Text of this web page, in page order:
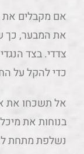
אם מקבלים
את המבער, כך
צדדי. בצד
כדי להקל על
אל תשכחו את
בנוחות את
נשלפת מתחת